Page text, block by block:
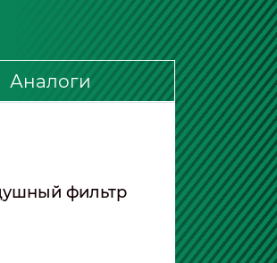
Аналоги
фильтр